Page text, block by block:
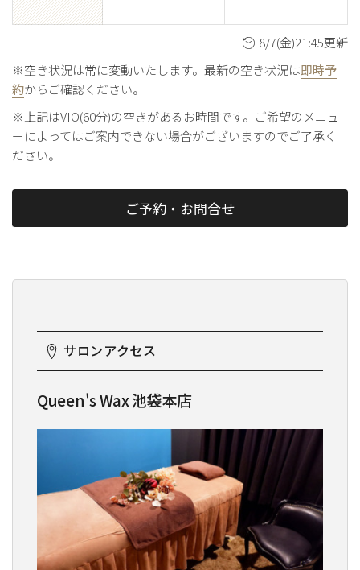
8/7(金)21:45更新
※空き状況は常に変動いたします。最新の空き状況は即時予
約からご確認ください。
※上記はVIO(60分)の空きがあるお時間です。ご希望のメニュ
ーによってはご案内できない場合がございますのでご了承く
ださい。
ご予約・お問合せ
サロンアクセス
Queen's Wax 池袋本店